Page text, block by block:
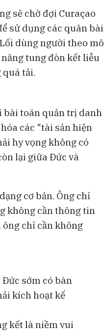
sẽ chờ đợi Curaçao
sử dụng các quân bài
dùng người theo mô
tung đòn kết liễu
tải.
bài toán quản trị danh
các "tài sản hiện
hy vọng không có
lại giữa Đức và
cơ bản. Ông chỉ
không cần thông tin
ông chỉ cần không
sớm có bàn
kích hoạt kế
kết là niềm vui